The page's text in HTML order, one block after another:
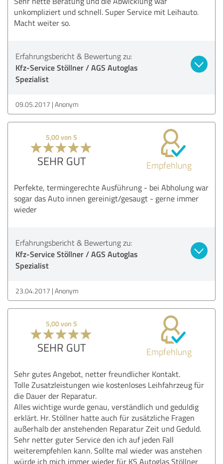
unkompliziert und schnell. Super Service mit Leihauto.
Macht weiter so.
Erfahrungsbericht & Bewertung zu:
Kfz-Service Stöllner / AGS Autoglas
Spezialist
09.05.2017 Anonym
5,00 von 5
SEHR GUT Empfehlung
Perfekte, termingerechte Ausführung - bei Abholung war
sogar das Auto innen gereinigt/gesaugt - gerne immer
wieder
Erfahrungsbericht & Bewertung zu:
Kfz-Service Stöllner / AGS Autoglas
Spezialist
23.04.2017 Anonym
5,00 von 5
SEHR GUT Empfehlung
Sehr gutes Angebot, netter freundlicher Kontakt.
Tolle Zusatzleistungen wie kostenloses Leihfahrzeug für
die Dauer der Reparatur.
Alles wichtige wurde genau, verständlich und geduldig
erklärt. Hr. Stöllner hatte auch für zusätzliche Fragen
außerhalb der anstehenden Reparatur Zeit und Geduld.
Sehr netter guter Service den ich auf jeden Fall
weiterempfehlen kann. Sollte mal wieder was anstehen
würde ich mich immer wieder für KS Autoglas Stöllner